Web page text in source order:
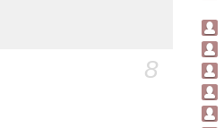
8